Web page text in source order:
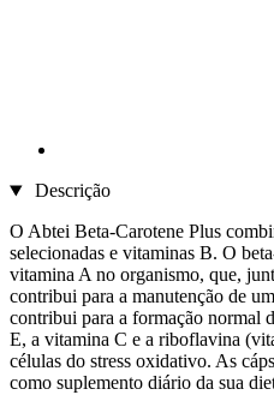
Descrição
O Abtei Beta-Carotene Plus
selecionadas e vitaminas B. O
vitamina A no organismo, que,
contribui para a manutenção de
contribui para a formação normal
E, a vitamina C e a riboflavina
células do stress oxidativo. As
como suplemento diário da sua